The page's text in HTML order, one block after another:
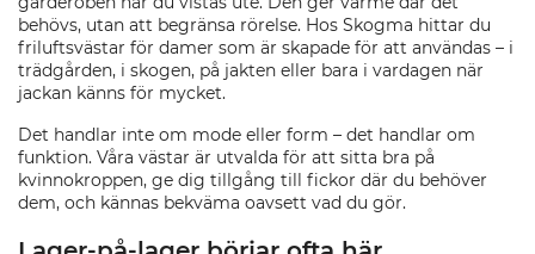
behövs, utan att begränsa rörelse. Hos Skogma hittar du
friluftsvästar för damer som är skapade för att användas – i
trädgården, i skogen, på jakten eller bara i vardagen när
jackan känns för mycket.
Det handlar inte om mode eller form – det handlar om
funktion. Våra västar är utvalda för att sitta bra på
kvinnokroppen, ge dig tillgång till fickor där du behöver
dem, och kännas bekväma oavsett vad du gör.